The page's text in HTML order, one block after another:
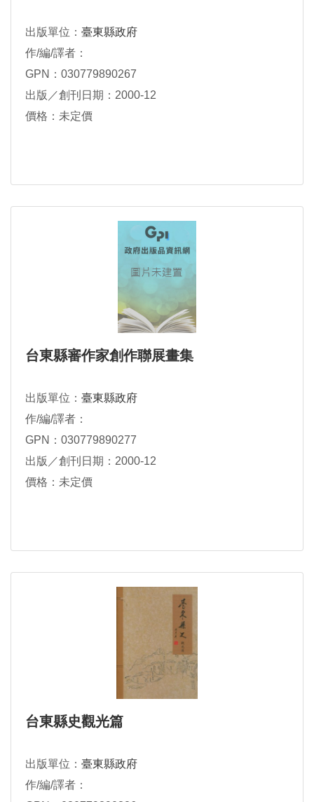
出版單位： 臺東縣政府
作/編/譯者：
GPN：030779890267
出版／創刊日期：2000-12
價格：未定價
台東縣審作家創作聯展畫集
出版單位： 臺東縣政府
作/編/譯者：
GPN：030779890277
出版／創刊日期：2000-12
價格：未定價
台東縣史觀光篇
出版單位： 臺東縣政府
作/編/譯者：